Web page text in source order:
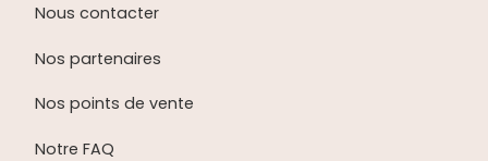
Nous contacter
Nos partenaires
Nos points de vente
Notre FAQ